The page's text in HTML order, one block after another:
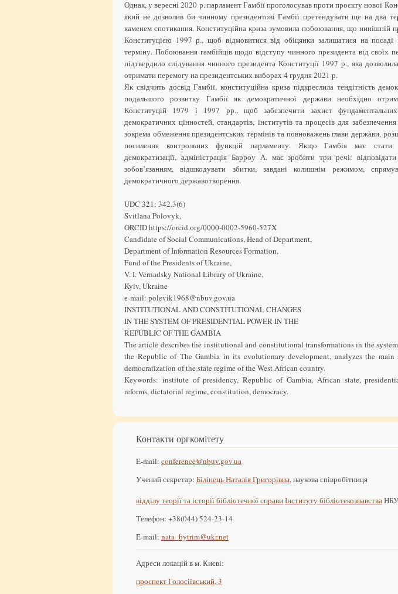
Однак, у вересні 2020 р. парламент Гамбії проголосував проти проєкту нової
який не дозволив би чинному президентові Гамбії претендувати ще на два
каменем спотикання. Конституційна криза зумовила побоювання, що нинішній
Конституцією 1997 р., щоб відмовитися від обіцянки залишатися на
терміну. Побоювання гамбійців щодо відступу чинного президента від своїх
підтвердило слідування чинного президента Конституції 1997 р., яка
отримати перемогу на президентських виборах 4 грудня 2021 р.
Як свідчить досвід Гамбії, конституційна криза підкреслила тендітність
подальшого розвитку Гамбії як демократичної держави необхідно
Конституцій 1979 і 1997 рр., щоб забезпечити захист фундаментальних
демократичних цінностей, стандартів, інститутів та процесів для
зокрема обмеження президентських термінів та повноважень глави держави,
посилення контрольних функцій парламенту. Якщо Гамбія має стати
демократизації, адміністрація Барроу А. має зробити три речі:
зобов’язанням, відшкодувати збитки, завдані колишнім режимом,
демократичного державотворення.
UDC 321: 342.3(6)
Svitlana Polovyk,
ORCID https://orcid.org/0000-0002-5960-527X
Candidate of Social Communications, Head of Department,
Department of Іnformation Resources Formation,
Fund of the Presidents of Ukraine,
V. I. Vernadsky National Library of Ukraine,
Kyiv, Ukraine
е-mail: рolevik1968@nbuv.gov.ua
INSTITUTIONAL AND CONSTITUTIONAL CHANGES
IN THE SYSTEM OF PRESIDENTIAL POWER IN THE
REPUBLIC OF THE GAMBIA
The article describes the institutional and constitutional transformations in the
the Republic of The Gambia in its evolutionary development, analyzes the main
democratization of the state regime of the West African country.
Keywords: institute of presidency, Republic of Gambia, African state,
reforms, dictatorial regime, constitution, democracy.
Контакти оргкомітету
E-mail: conference@nbuv.gov.ua
Учений секретар: Білінець Наталія Григорівна, наукова співробітниця
відділу теорії та історії бібліотечної справиІнституту бібліотекознавства
Телефон: +38(044) 524-23-14
E-mail: nata_bytrim@ukr.net
Адреси локацій в м. Києві:
проспект Голосіївський, 3